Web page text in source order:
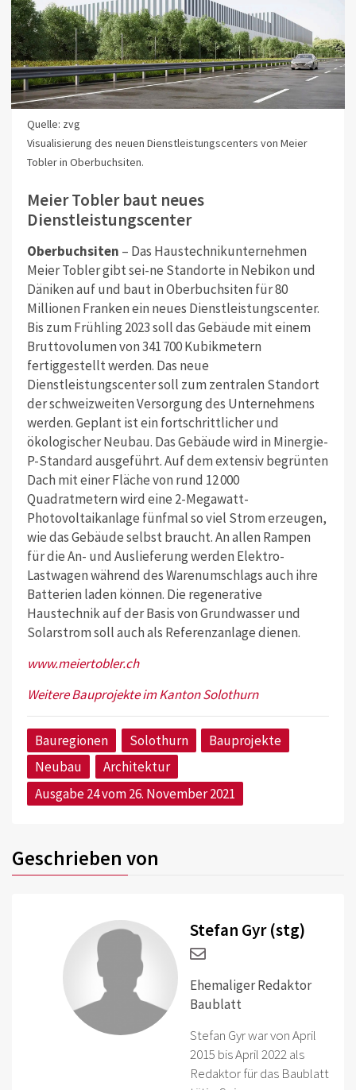
Quelle: zvg
Visualisierung des neuen Dienstleistungscenters von Meier
Tobler in Oberbuchsiten.
Meier Tobler baut neues
Dienstleistungscenter
Oberbuchsiten – Das Haustechnikunternehmen
Meier Tobler gibt sei-ne Standorte in Nebikon und
Däniken auf und baut in Oberbuchsiten für 80
Millionen Franken ein neues Dienstleistungscenter.
Bis zum Frühling 2023 soll das Gebäude mit einem
Bruttovolumen von 341 700 Kubikmetern
fertiggestellt werden. Das neue
Dienstleistungscenter soll zum zentralen Standort
der schweizweiten Versorgung des Unternehmens
werden. Geplant ist ein fortschrittlicher und
ökologischer Neubau. Das Gebäude wird in Minergie-
P-Standard ausgeführt. Auf dem extensiv begrünten
Dach mit einer Fläche von rund 12 000
Quadratmetern wird eine 2-Megawatt-
Photovoltaikanlage fünfmal so viel Strom erzeugen,
wie das Gebäude selbst braucht. An allen Rampen
für die An- und Auslieferung werden Elektro-
Lastwagen während des Warenumschlags auch ihre
Batterien laden können. Die regenerative
Haustechnik auf der Basis von Grundwasser und
Solarstrom soll auch als Referenzanlage dienen.
www.meiertobler.ch
Weitere Bauprojekte im Kanton Solothurn
Bauregionen Solothurn
Bauprojekte
Neubau
Architektur
Ausgabe 24 vom 26. November 2021
Geschrieben von
Stefan Gyr (stg)
Ehemaliger Redaktor
Baublatt
Stefan Gyr war von April
2015 bis April 2022 als
Redaktor für das Baublatt